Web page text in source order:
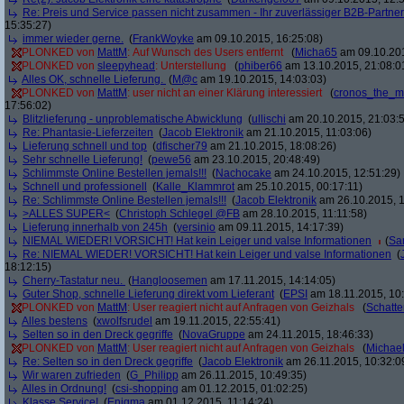
Re: Preis und Service passen nicht zusammen - Ihr zuverlässiger B2B-Partner
15:35:27)
immer wieder gerne. (FrankWoyke am 09.10.2015, 16:25:08)
PLONKED von MattM : Auf Wunsch des Users entfernt (Micha65 am
PLONKED von sleepyhead : Unterstellung (phiber66 am 13.10.2015,
Alles OK, schnelle Lieferung. (M@c am 19.10.2015, 14:03:03)
PLONKED von MattM : user nicht an einer Klärung interessiert (
17:56:02)
Blitzlieferung - unproblematische Abwicklung (ullischi am 20.10.2015,
Re: Phantasie-Lieferzeiten (Jacob Elektronik am 21.10.2015, 11:03:06)
Lieferung schnell und top (dfischer79 am 21.10.2015, 18:08:26)
Sehr schnelle Lieferung! (pewe56 am 23.10.2015, 20:48:49)
Schlimmste Online Bestellen jemals!!! (Nachocake am 24.10.2015, 12:51:29)
Schnell und professionell
(Kalle_Klammrot am 25.10.2015, 00:17:11)
Re: Schlimmste Online Bestellen jemals!!! (Jacob Elektronik am 26.10.2015,
>ALLES SUPER< (Christoph Schlegel @FB am 28.10.2015, 11:11:58)
Lieferung innerhalb von 245h (yersinio am 09.11.2015, 14:17:39)
NIEMAL WIEDER! VORSICHT! Hat kein Leiger und valse Informationen
(
Re: NIEMAL WIEDER! VORSICHT! Hat kein Leiger und valse Informationen (
18:12:15)
Cherry-Tastatur neu. (Hangloosemen am 17.11.2015, 14:14:05)
Guter Shop, schnelle Lieferung direkt vom Lieferant (EPSI am 18.11.2015,
PLONKED von MattM : User reagiert nicht auf Anfragen von Geizhals (
Alles bestens (xwolfsrudel am 19.11.2015, 22:55:41)
Selten so in den Dreck gegriffe (NovaGruppe am 24.11.2015, 18:46:33)
PLONKED von MattM : User reagiert nicht auf Anfragen von Geizhals (
Re: Selten so in den Dreck gegriffe (Jacob Elektronik am 26.11.2015,
Wir waren zufrieden (G_Philipp am 26.11.2015, 10:49:35)
Alles in Ordnung! (csi-shopping am 01.12.2015, 01:02:25)